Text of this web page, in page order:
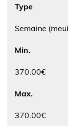
Type
Semaine
Min.
370.00€
Max.
370.00€